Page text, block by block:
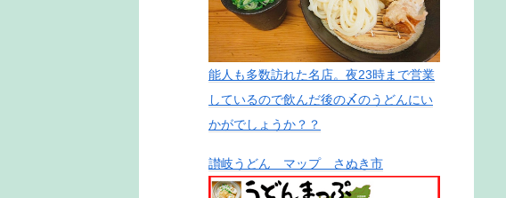
能人も多数訪れた名店。夜23時まで営業
しているので飲んだ後の〆のうどんにい
かがでしょうか？？
讃岐うどん マップ さぬき市